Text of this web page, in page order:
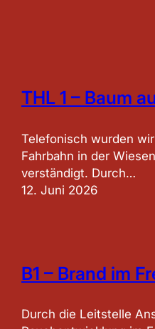
THL 1 – Baum
Telefonisch wurden
Fahrbahn in der
verständigt. Durch…
12. Juni 2026
B1 – Brand im
Durch die Leitstelle